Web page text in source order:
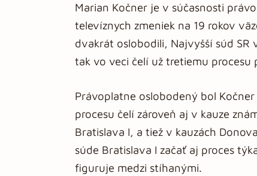
Marian Kočner je v súčasnosti
televíznych zmeniek na 19 rokov
dvakrát oslobodili, Najvyšší súd SR
tak vo veci čelí už tretiemu
Právoplatne oslobodený bol
procesu čelí zároveň aj v kauze
Bratislava I, a tiež v kauzách
súde Bratislava I začať aj proces
figuruje medzi stíhanými.